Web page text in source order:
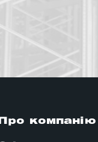
Про компанію